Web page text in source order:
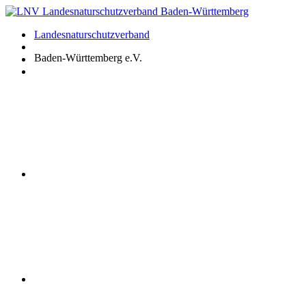
Zum
springenLandesnaturschutzverband
Baden-Württemberg e.V.